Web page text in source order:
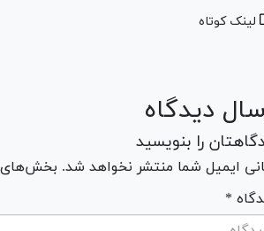
لینک کوتاه
دیدگاه
را بنویسید
ایمیل شما منتشر نخواهد شد. بخش‌های